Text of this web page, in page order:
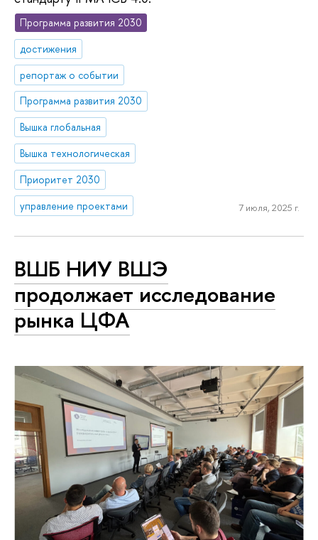
Программа развития 2030
достижения
репортаж о событии
Программа развития 2030
Вышка глобальная
Вышка технологическая
Приоритет 2030
управление проектами
7 июля, 2025 г.
ВШБ НИУ ВШЭ
продолжает исследование
рынка ЦФА